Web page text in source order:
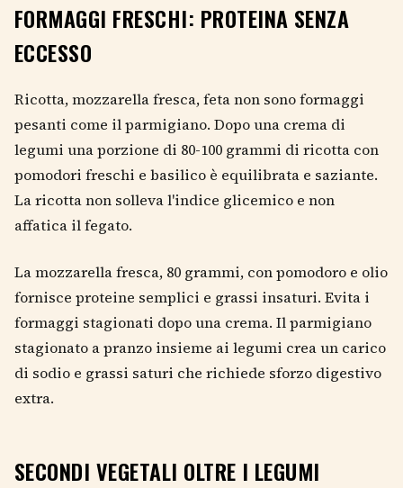
FORMAGGI FRESCHI: PROTEINA SENZA
ECCESSO
Ricotta, mozzarella fresca, feta non sono formaggi
pesanti come il parmigiano. Dopo una crema di
legumi una porzione di 80-100 grammi di ricotta con
pomodori freschi e basilico è equilibrata e saziante.
La ricotta non solleva l'indice glicemico e non
affatica il fegato.
La mozzarella fresca, 80 grammi, con pomodoro e olio
fornisce proteine semplici e grassi insaturi. Evita i
formaggi stagionati dopo una crema. Il parmigiano
stagionato a pranzo insieme ai legumi crea un carico
di sodio e grassi saturi che richiede sforzo digestivo
extra.
SECONDI VEGETALI OLTRE I LEGUMI